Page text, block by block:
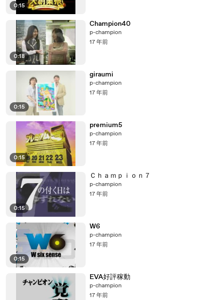
0:15
0:18
Champion40
p-champion
17 年前
0:15
giraumi
p-champion
17 年前
0:15
premium5
p-champion
17 年前
0:15
Ｃｈａｍｐｉｏｎ７
p-champion
17 年前
0:15
W6
p-champion
17 年前
EVA好評稼動
p-champion
17 年前